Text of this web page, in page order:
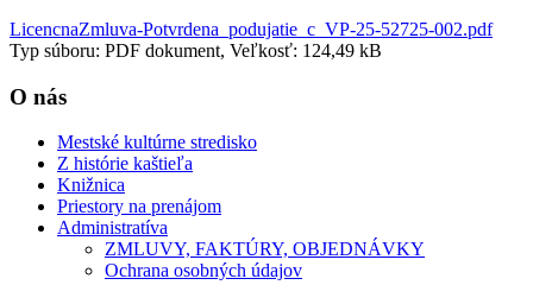
LicencnaZmluva-Potvrdena_podujatie_c_VP-25-52725-002.pdf
Typ súboru: PDF dokument, Veľkosť: 124,49 kB
O nás
Mestské kultúrne stredisko
Z histórie kaštieľa
Knižnica
Priestory na prenájom
Administratíva
ZMLUVY, FAKTÚRY, OBJEDNÁVKY
Ochrana osobných údajov